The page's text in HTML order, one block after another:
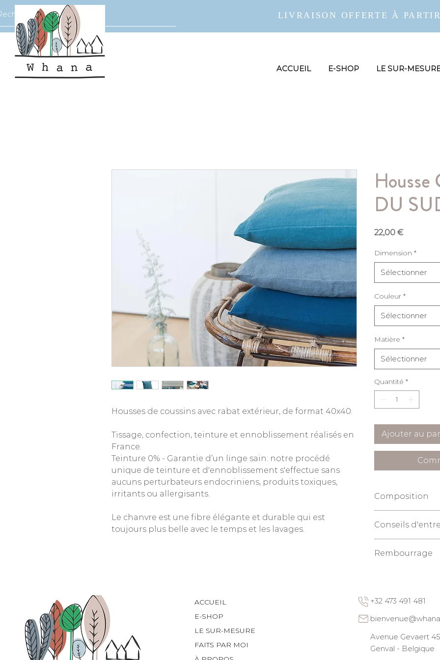
LIVRAISON OFFERTE À
ACCUEIL E-SHOP LE SUR-
Housses de coussins avec rabat extérieur, de format 40x40.
Tissage, confection, teinture et ennoblissement réalisés en
France.
Teinture 0% - Garantie d’un linge sain: notre procédé
unique de teinture et d'ennoblissement s'effectue sans
aucuns perturbateurs endocriniens, produits toxiques,
irritants ou allergisants.
Le chanvre est une fibre élégante et durable qui est
toujours plus belle avec le temps et les lavages.
DU
22,00 €Prix
Dimension *
Sélectionner
Couleur *
Sélectionner
Matière *
Sélectionner
Quantité *
Ajouter au
Composition
haute qualité.
Conseils
conseillé,
Rembourrage
ACCUEIL
E-SHOP
LE SUR-MESURE
FAITS PAR MOI
+32 473 491 481
Avenue Gevaert 45
Genval - Belgique